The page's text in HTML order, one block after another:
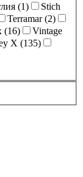
Snugpak / Англия (1)
Stich
Terramar (2)
Vertx (16)
Vintage
Wiley X (135)